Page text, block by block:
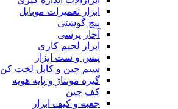
ابزار تعمیرات موبایل
پیچ گوشتی
آچار پرسی
ابزار لحیم کاری
پنس و ست ابزار
سیم چین و کابل لخت کن
گیره مونتاژ و پایه هویه
کف چین
جعبه و کیف ابزار